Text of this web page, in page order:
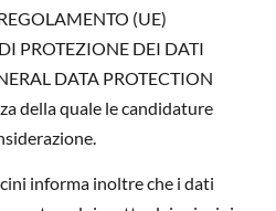
(UE)
PROTEZIONE DEI DATI
DATA PROTECTION
della quale le candidature
informa inoltre che i dati